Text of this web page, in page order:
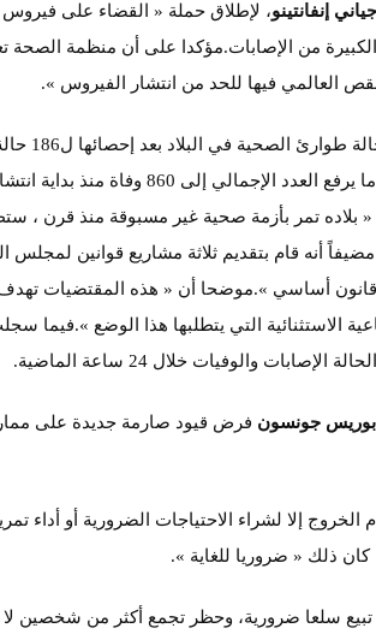
جياني إنفانتينو، لإطلاق حملة « القضاء على فيروس
الكبيرة من الإصابات.مؤكدا على أن منظمة
العالمي فيها للحد من انتشار الفيروس ».
وفي ذات
بلاده تمر بأزمة صحية غير مسبوقة منذ قرن ،
مضيفاً أنه قام بتقديم ثلاثة مشاريع قوانين لمجلس
أساسي ».موضحا أن « هذه المقتضيات
الاستثنائية التي يتطلبها هذا الوضع ».فيما
والوفيات خلال 24 ساعة الماضية.
بوريس جونسون فرض قيود صارمة جديدة على
إلا لشراء الاحتياجات الضرورية أو أداء
ذلك « ضروريا للغاية ».
تبيع سلعا ضرورية، وحظر تجمع أكثر من شخصين